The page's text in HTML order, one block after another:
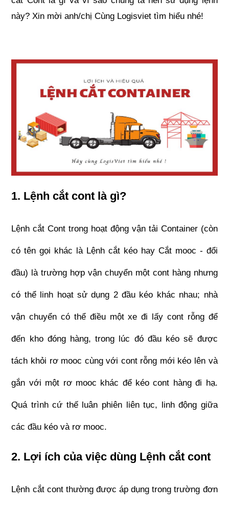
này? Xin mời anh/chị Cùng Logisviet tìm hiểu nhé!
1. Lệnh cắt cont là gì?
Lệnh cắt Cont trong hoạt động vận tải Container (còn
có tên gọi khác là Lệnh cắt kéo hay Cắt mooc - đổi
đầu) là trường hợp vận chuyển một cont hàng nhưng
có thể linh hoạt sử dụng 2 đầu kéo khác nhau; nhà
vận chuyển có thể điều một xe đi lấy cont rỗng để
đến kho đóng hàng, trong lúc đó đầu kéo sẽ được
tách khỏi rơ mooc cùng với cont rỗng mới kéo lên và
gắn với một rơ mooc khác để kéo cont hàng đi hạ.
Quá trình cứ thế luân phiên liên tục, linh động giữa
các đầu kéo và rơ mooc.
2. Lợi ích của việc dùng Lệnh cắt cont
Lệnh cắt cont thường được áp dụng trong trường đơn